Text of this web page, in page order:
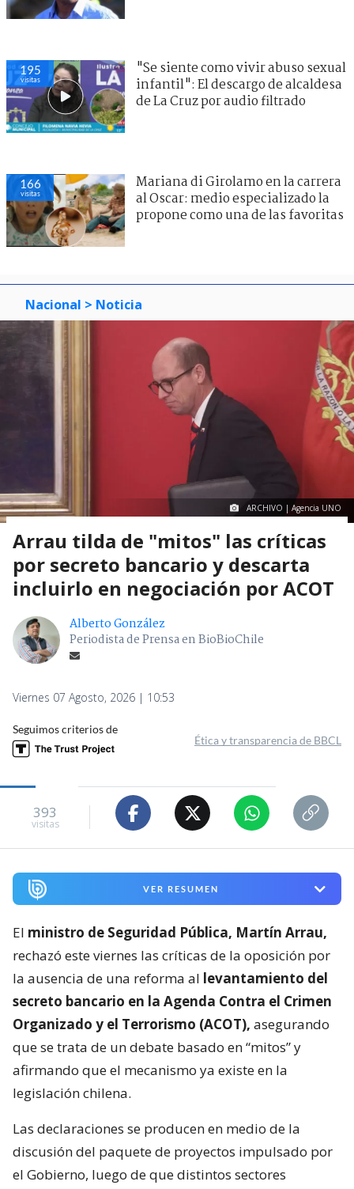
195
visitas
"Se siente como vivir abuso sexual
infantil": El descargo de alcaldesa
de La Cruz por audio filtrado
166
visitas
Mariana di Girolamo en la carrera
al Oscar: medio especializado la
propone como una de las favoritas
Nacional > Noticia
ARCHIVO | Agencia UNO
Arrau tilda de "mitos" las críticas
por secreto bancario y descarta
incluirlo en negociación por ACOT
Alberto González
Periodista de Prensa en BioBioChile
Viernes 07 Agosto, 2026 | 10:53
Seguimos criterios de
Ética y transparencia de BBCL
393
visitas
VER RESUMEN
El ministro de Seguridad Pública, Martín Arrau,
rechazó este viernes las críticas de la oposición por
la ausencia de una reforma al levantamiento del
secreto bancario en la Agenda Contra el Crimen
Organizado y el Terrorismo (ACOT), asegurando
que se trata de un debate basado en “mitos” y
afirmando que el mecanismo ya existe en la
legislación chilena.
Las declaraciones se producen en medio de la
discusión del paquete de proyectos impulsado por
el Gobierno, luego de que distintos sectores